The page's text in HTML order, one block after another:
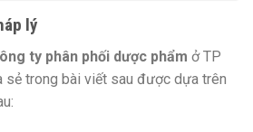
lý
ty phân phối dược phẩm ở TP
sẻ trong bài viết sau được dựa trên